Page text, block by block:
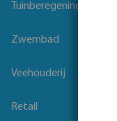
Tuinberegening
Zwembad
Veehouderij
Retail